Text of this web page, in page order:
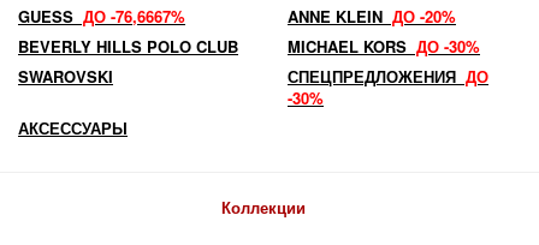
GUESS ДО -76,6667% ANNE KLEIN ДО -20%
BEVERLY HILLS POLO CLUB
MICHAEL KORS ДО -30%
SWAROVSKI
СПЕЦПРЕДЛОЖЕНИЯ ДО
-30%
АКСЕССУАРЫ
Коллекции